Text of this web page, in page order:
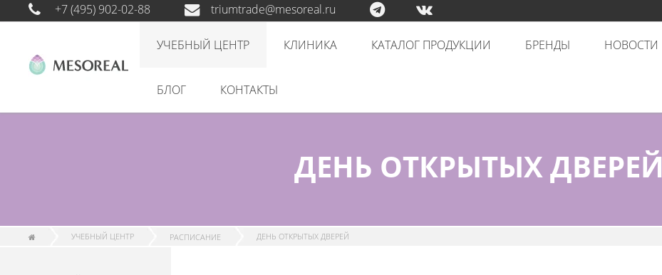
+7 (495) 902-02-88 triumtrade@mesoreal.ru
УЧЕБНЫЙ ЦЕНТР КЛИНИКА КАТАЛОГ ПРОДУКЦИИ БРЕНДЫ НОВОСТИ
БЛОГ КОНТАКТЫ
ДЕНЬ ОТКРЫТЫХ ДВЕРЕЙ
УЧЕБНЫЙ ЦЕНТР РАСПИСАНИЕ ДЕНЬ ОТКРЫТЫХ ДВЕРЕЙ